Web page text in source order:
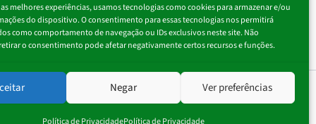
melhores experiências, usamos tecnologias como cookies para armazenar e/ou
do dispositivo. O consentimento para essas tecnologias nos permitirá
como comportamento de navegação ou IDs exclusivos neste site. Não
o consentimento pode afetar negativamente certos recursos e funções.
Negar Ver preferências
Política de PrivacidadePolítica de Privacidade
Assinar